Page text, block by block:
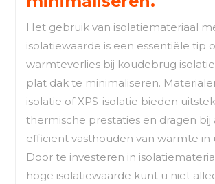
Het gebruik van isolatiemateriaal
isolatiewaarde is een essentiële tip
warmteverlies bij koudebrug
plat dak te minimaliseren.
isolatie of XPS-isolatie bieden
thermische prestaties en dragen bij
efficiënt vasthouden van warmte in
Door te investeren in
hoge isolatiewaarde kunt u niet